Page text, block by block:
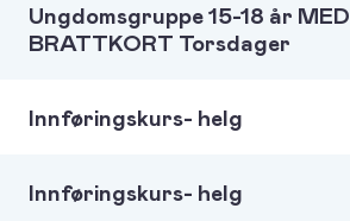
Ungdomsgruppe 15-18 år MED
BRATTKORT Torsdager
Innføringskurs- helg
Innføringskurs- helg